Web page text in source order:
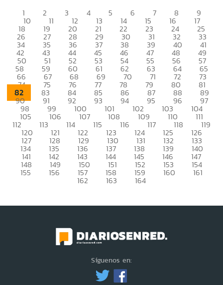
1 2 3 4 5 6 7 8 9
10 11 12 13 14 15 16 17
18 19 20 21 22 23 24 25
26 27 28 29 30 31 32 33
34 35 36 37 38 39 40 41
42 43 44 45 46 47 48 49
50 51 52 53 54 55 56 57
58 59 60 61 62 63 64 65
66 67 68 69 70 71 72 73
74 75 76 77 78 79 80 81
82 83 84 85 86 87 88 89
90 91 92 93 94 95 96 97
98 99 100 101 102 103 104
105 106 107 108 109 110 111
112 113 114 115 116 117 118 119
120 121 122 123 124 125 126
127 128 129 130 131 132 133
134 135 136 137 138 139 140
141 142 143 144 145 146 147
148 149 150 151 152 153 154
155 156 157 158 159 160 161
162 163 164
Síguenos en: